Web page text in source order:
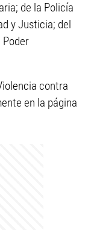
de la Policía
y Justicia; del
contra
en la página